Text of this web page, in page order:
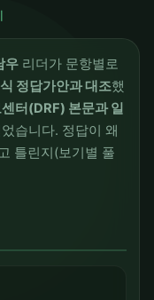
우 리더가 문항별로
정답가안과 대조했
터(DRF) 본문과 일
습니다. 정답이 왜
틀린지(보기별 풀